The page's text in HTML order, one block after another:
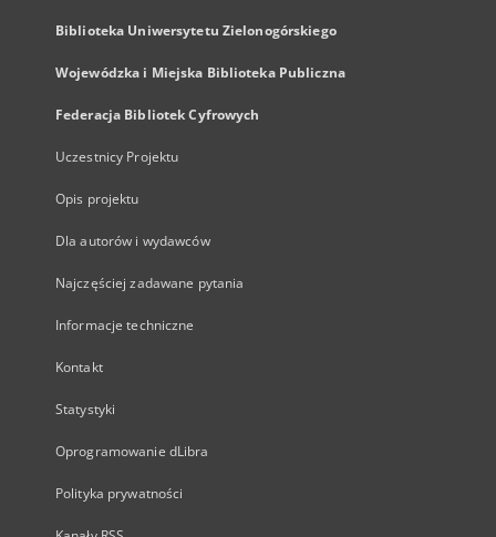
Biblioteka Uniwersytetu Zielonogórskiego
Wojewódzka i Miejska Biblioteka Publiczna
Federacja Bibliotek Cyfrowych
Uczestnicy Projektu
Opis projektu
Dla autorów i wydawców
Najczęściej zadawane pytania
Informacje techniczne
Kontakt
Statystyki
Oprogramowanie dLibra
Polityka prywatności